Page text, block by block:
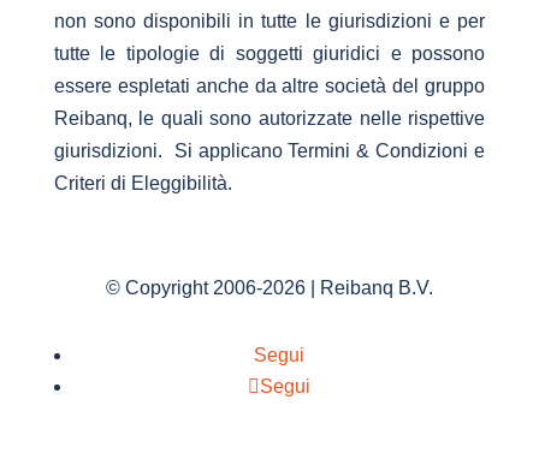
non sono disponibili in tutte le giurisdizioni e per
tutte le tipologie di soggetti giuridici e possono
essere espletati anche da altre società del gruppo
Reibanq, le quali sono autorizzate nelle rispettive
giurisdizioni. Si applicano Termini & Condizioni e
Criteri di Eleggibilità.
© Copyright 2006-2026 | Reibanq B.V.
Segui
Segui